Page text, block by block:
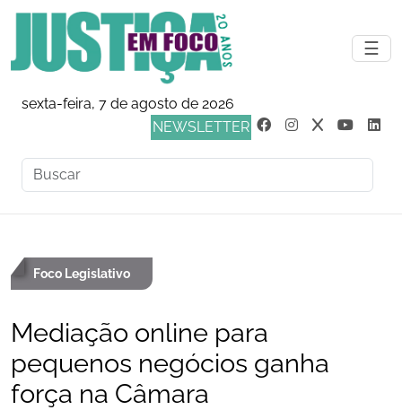
☰
sexta-feira, 7 de agosto de 2026
NEWSLETTER
Foco Legislativo
Mediação online para
pequenos negócios ganha
força na Câmara